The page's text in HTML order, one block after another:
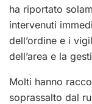
ha riportato
intervenuti
dell’ordine e i
dell’area e la
Molti hanno
soprassalto dal